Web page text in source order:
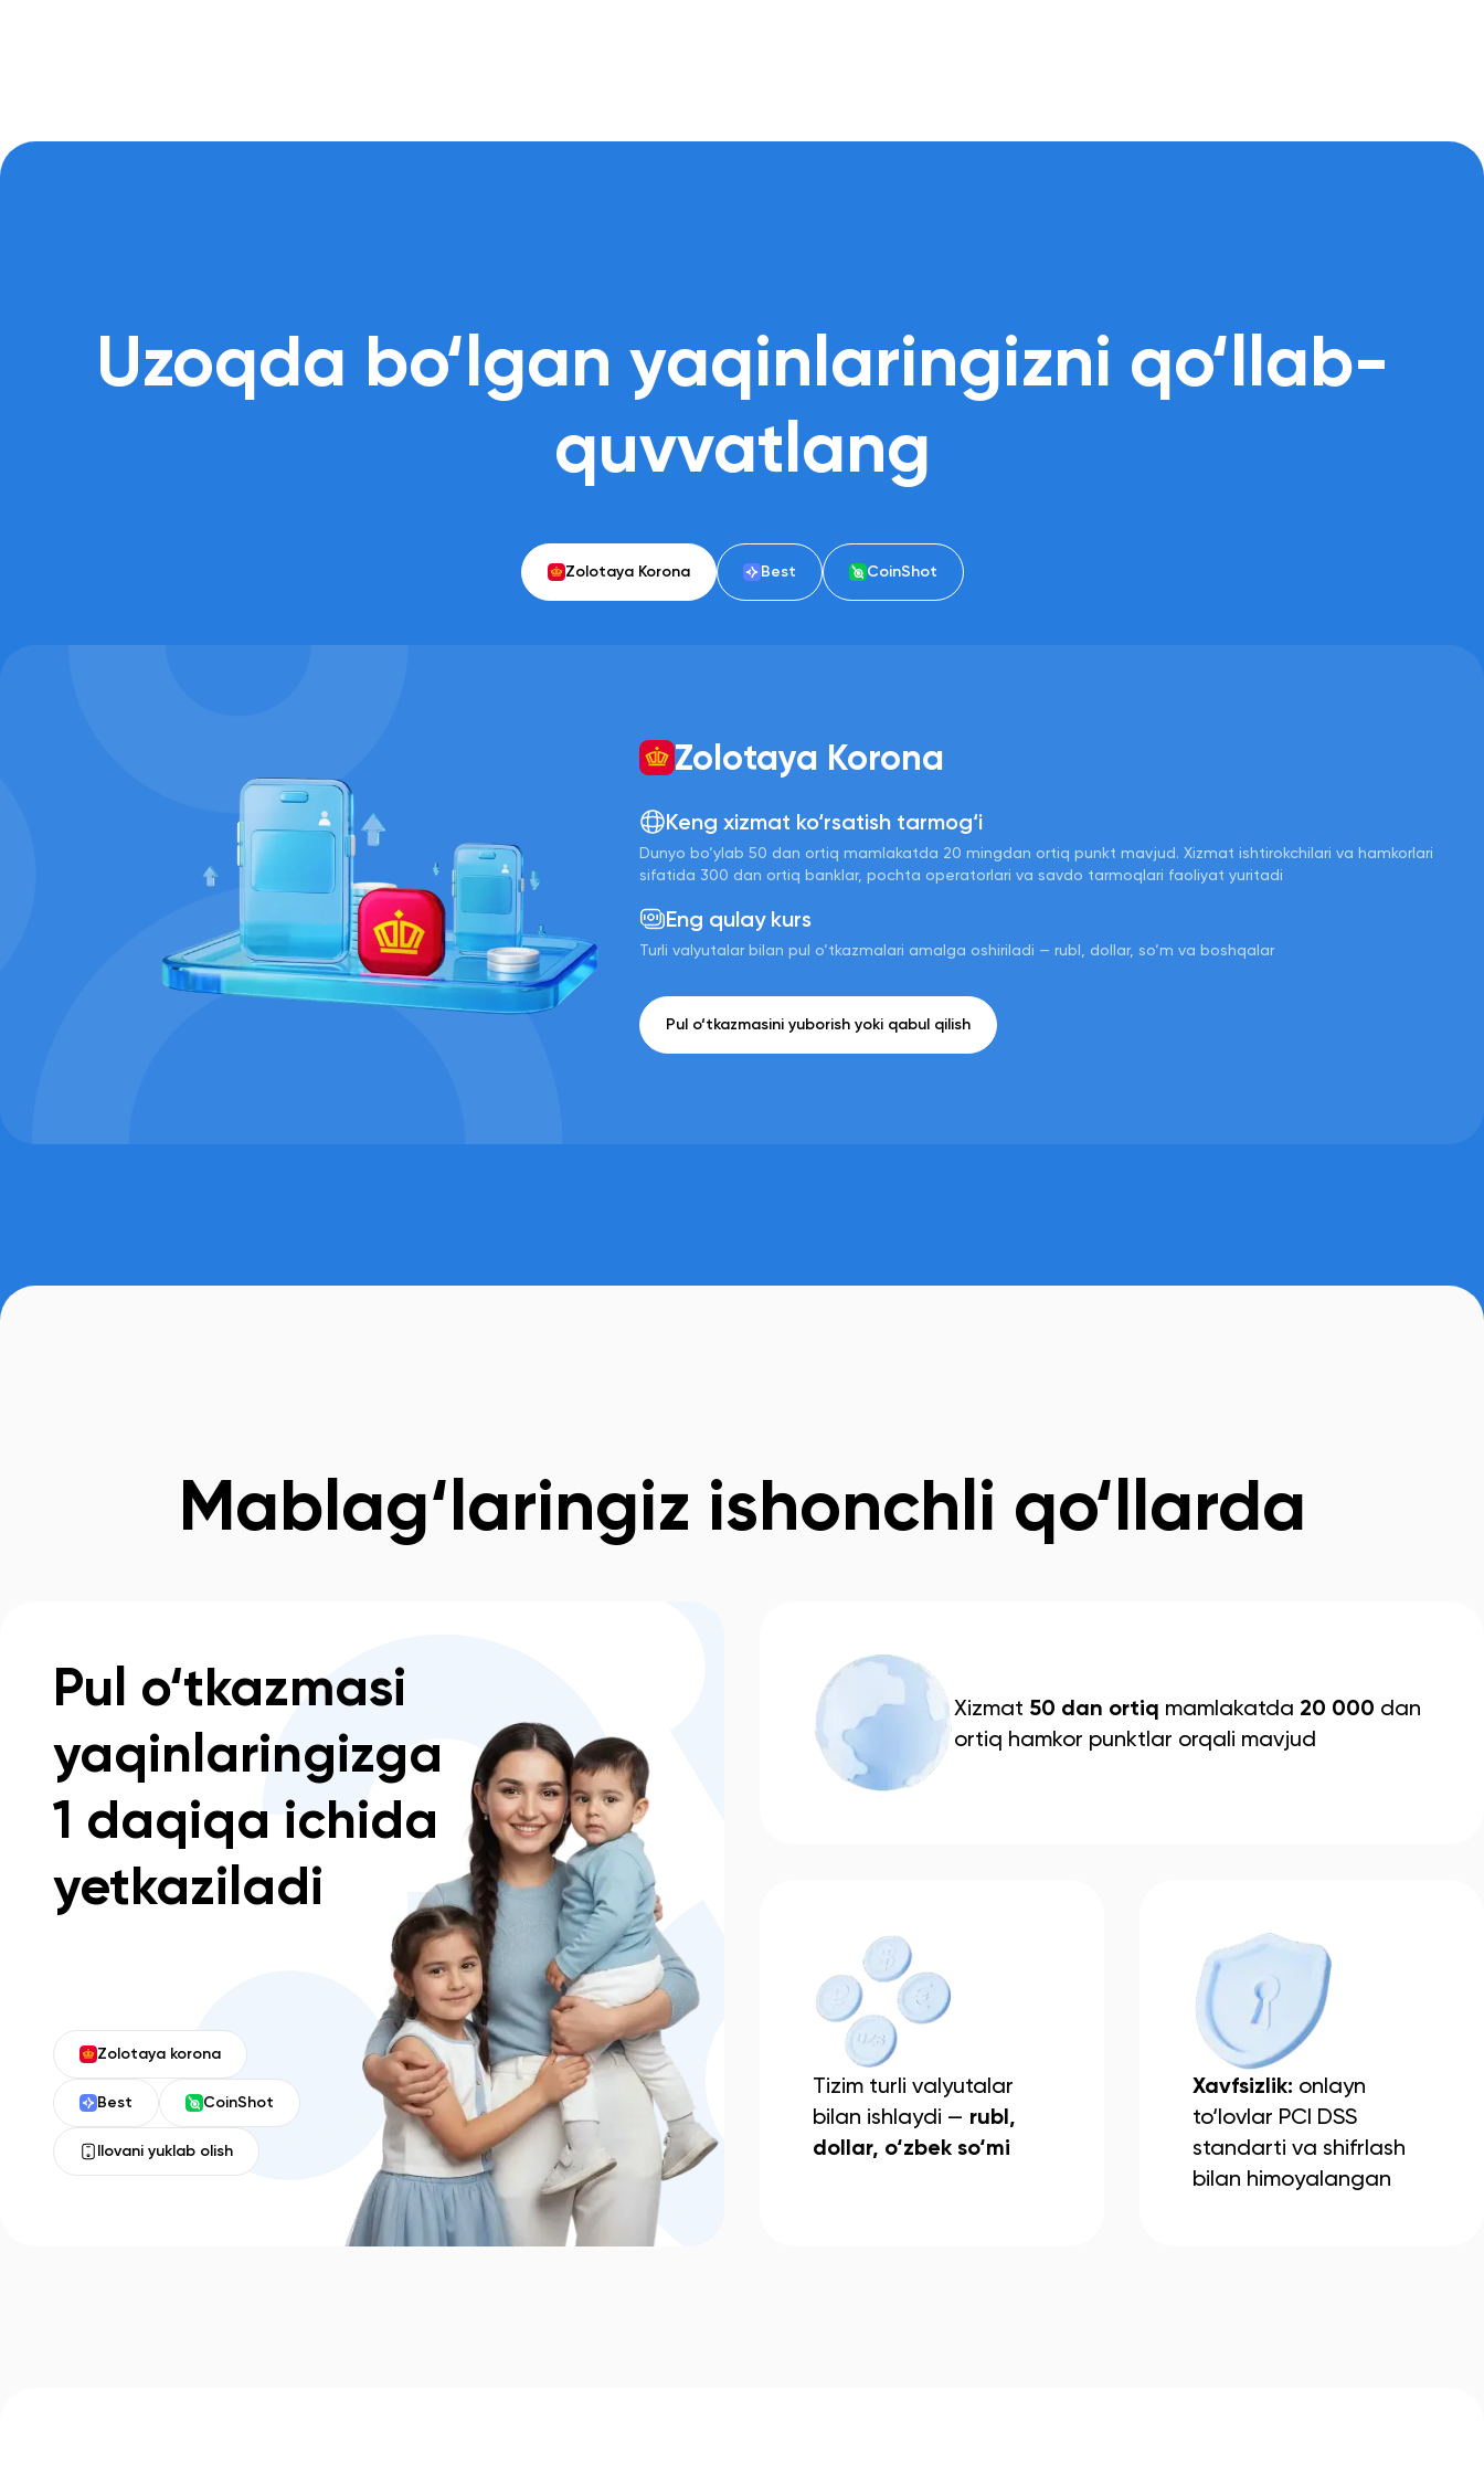
Uzoqda bo‘lgan yaqinlaringizni qo‘llab-
quvvatlang
Zolotaya Korona Best CoinShot
Zolotaya Korona
Keng xizmat ko‘rsatish tarmog‘i
Dunyo bo‘ylab 50 dan ortiq mamlakatda 20 mingdan ortiq punkt mavjud. Xizmat ishtirokchilari va hamkorlari
sifatida 300 dan ortiq banklar, pochta operatorlari va savdo tarmoqlari faoliyat yuritadi
Eng qulay kurs
Turli valyutalar bilan pul o‘tkazmalari amalga oshiriladi — rubl, dollar, so‘m va boshqalar
Pul o‘tkazmasini yuborish yoki qabul qilish
Mablag‘laringiz ishonchli qo‘llarda
Pul o‘tkazmasi
yaqinlaringizga
1 daqiqa ichida
yetkaziladi
Zolotaya korona
Best CoinShot
Ilovani yuklab olish
Xizmat 50 dan ortiq mamlakatda 20 000 dan
ortiq hamkor punktlar orqali mavjud
Tizim turli valyutalar
bilan ishlaydi — rubl,
dollar, o‘zbek so‘mi
Xavfsizlik: onlayn
to‘lovlar PCI DSS
standarti va shifrlash
bilan himoyalangan